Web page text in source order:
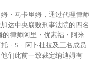
・马卡里姆，通过代理律师
达中央腐败刑事法院的四名
・S・阿卜杜拉及三名成员
们此前一致裁定纳迪姆有